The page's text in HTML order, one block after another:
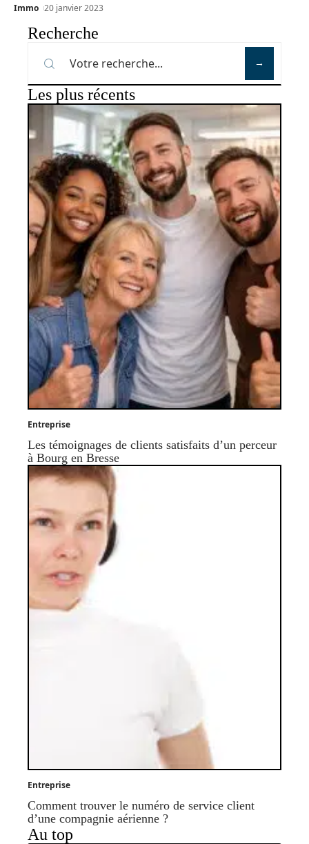
Immo 20 janvier 2023
Recherche
Les plus récents
Entreprise
Les témoignages de clients satisfaits d’un perceur
à Bourg en Bresse
Entreprise
Comment trouver le numéro de service client
d’une compagnie aérienne ?
Au top